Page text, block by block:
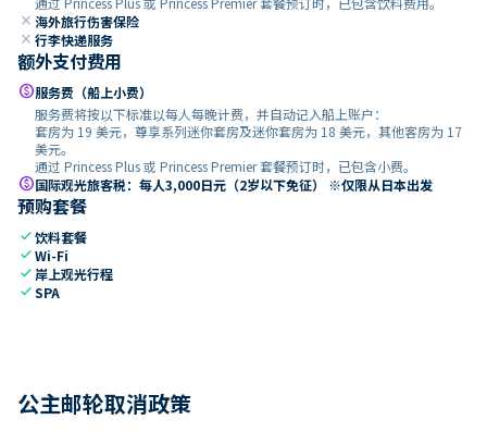
close 海外旅行伤害保险
close 行李快递服务
额外支付费用
paid服务费（船上小费）
服务费将按以下标准以每人每晚计费，并自动记入船上账户：
套房为 19 美元，尊享系列迷你套房及迷你套房为 18 美元，其他客房为 17
美元。
通过 Princess Plus 或 Princess Premier 套餐预订时，已包含小费。
paid国际观光旅客税：每人3,000日元（2岁以下免征） ※仅限从日本出发
预购套餐
check饮料套餐
checkWi-Fi
check 岸上观光行程
checkSPA
公主邮轮取消政策